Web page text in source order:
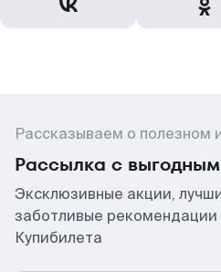
Рассказываем о полезном
Рассылка с
Эксклюзивные акции,
заботливые рекомендации
Купибилета